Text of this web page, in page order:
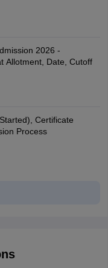
2026 -
Allotment, Date, Cutoff
Certificate
Process